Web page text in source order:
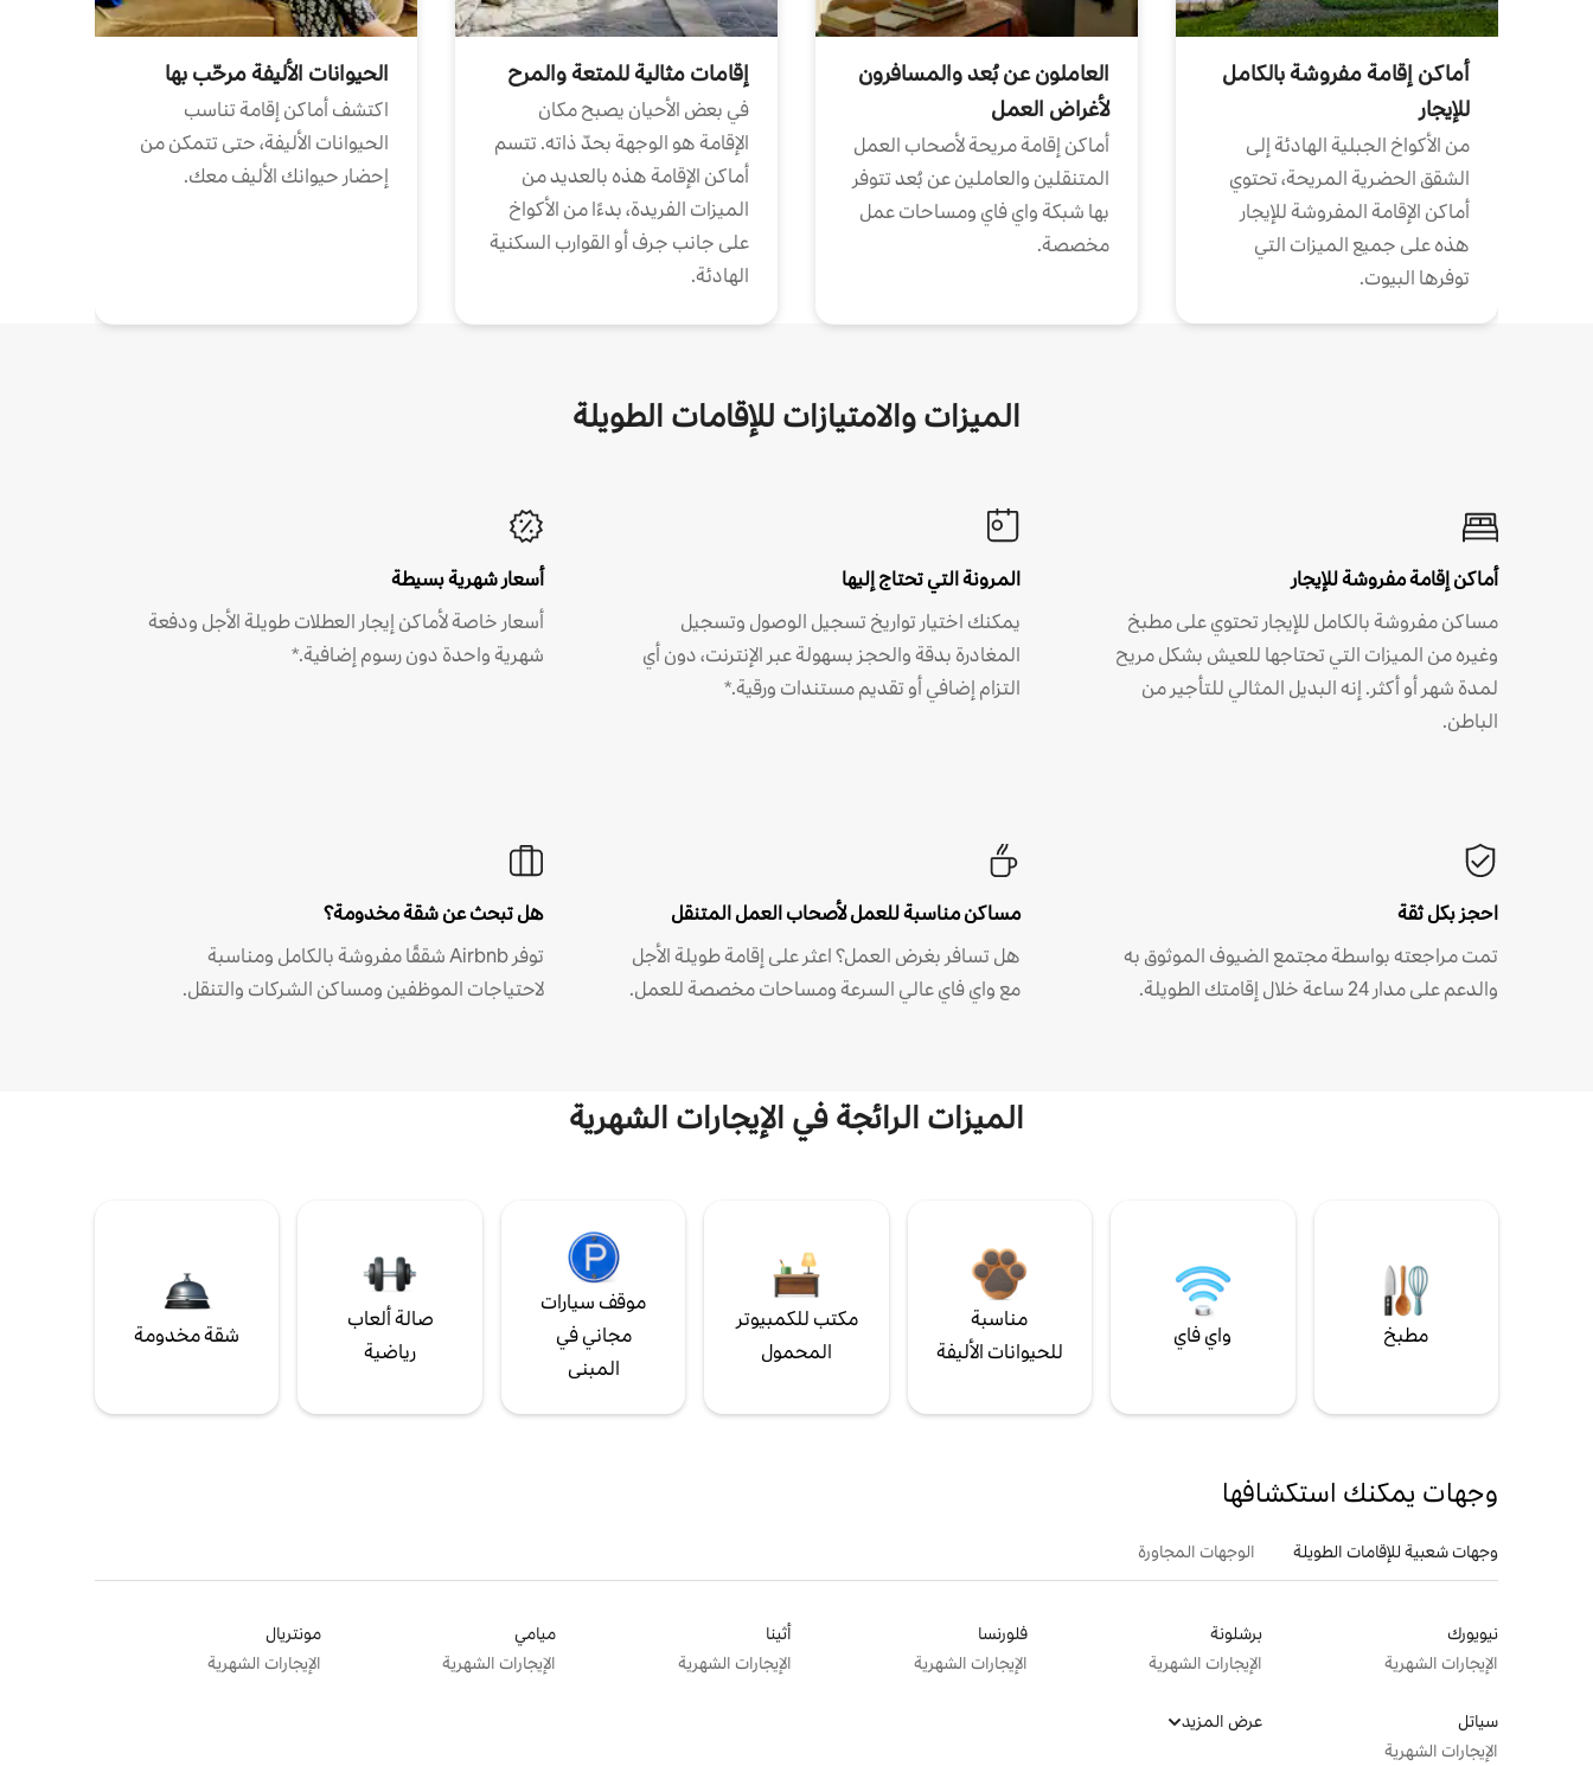
أماكن إقامة مفروشة بالكامل
للإيجار
من الأكواخ الجبلية الهادئة إلى
الشقق الحضرية المريحة، تحتوي
أماكن الإقامة المفروشة للإيجار
هذه على جميع الميزات التي
توفرها البيوت.
العاملون عن بُعد والمسافرون
لأغراض العمل
أماكن إقامة مريحة لأصحاب العمل
المتنقلين والعاملين عن بُعد تتوفر
بها شبكة واي فاي ومساحات عمل
مخصصة.
إقامات مثالية للمتعة والمرح
في بعض الأحيان يصبح مكان
الإقامة هو الوجهة بحدّ ذاته. تتسم
أماكن الإقامة هذه بالعديد من
الميزات الفريدة، بدءًا من الأكواخ
على جانب جرف أو القوارب السكنية
الهادئة.
الحيوانات الأليفة مرحّب بها
اكتشف أماكن إقامة تناسب
الحيوانات الأليفة، حتى تتمكن من
إحضار حيوانك الأليف معك.
الميزات والامتيازات للإقامات الطويلة
أماكن إقامة مفروشة للإيجار
مساكن مفروشة بالكامل للإيجار تحتوي على مطبخ
وغيره من الميزات التي تحتاجها للعيش بشكل مريح
لمدة شهر أو أكثر. إنه البديل المثالي للتأجير من
الباطن.
المرونة التي تحتاج إليها
يمكنك اختيار تواريخ تسجيل الوصول وتسجيل
المغادرة بدقة والحجز بسهولة عبر الإنترنت، دون أي
التزام إضافي أو تقديم مستندات ورقية.*
أسعار شهرية بسيطة
أسعار خاصة لأماكن إيجار العطلات طويلة الأجل ودفعة
شهرية واحدة دون رسوم إضافية.*
احجز بكل ثقة
تمت مراجعته بواسطة مجتمع الضيوف الموثوق به
والدعم على مدار 24 ساعة خلال إقامتك الطويلة.
مساكن مناسبة للعمل لأصحاب العمل المتنقل
هل تسافر بغرض العمل؟ اعثر على إقامة طويلة الأجل
مع واي فاي عالي السرعة ومساحات مخصصة للعمل.
هل تبحث عن شقة مخدومة؟
توفر Airbnb شققًا مفروشة بالكامل ومناسبة
لاحتياجات الموظفين ومساكن الشركات والتنقل.
الميزات الرائجة في الإيجارات الشهرية
مطبخ واي فاي
مناسبة
للحيوانات الأليفة
مكتب للكمبيوتر
المحمول
موقف سيارات
مجاني في
المبنى
صالة ألعاب
رياضية
شقة مخدومة
وجهات يمكنك استكشافها
وجهات شعبية للإقامات الطويلة الوجهات المجاورة
نيويورك
الإيجارات الشهرية
برشلونة
الإيجارات الشهرية
فلورنسا
الإيجارات الشهرية
أثينا
الإيجارات الشهرية
ميامي
الإيجارات الشهرية
مونتريال
الإيجارات الشهرية
سياتل
الإيجارات الشهرية
عرض المزيد